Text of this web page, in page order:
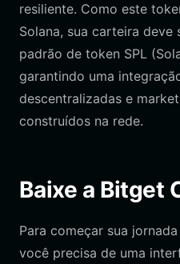
resiliente. Como este
Solana, sua carteira
padrão de token SPL
garantindo uma
descentralizadas e
construídos na rede.
Baixe a Bitget
Para começar sua
você precisa de uma